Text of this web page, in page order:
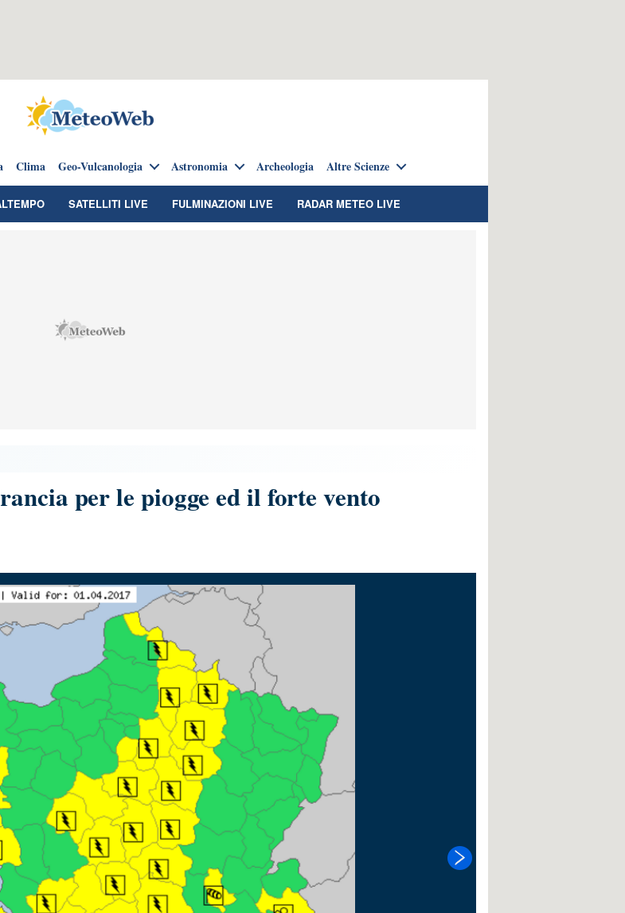
Clima Geo-Vulcanologia Astronomia Archeologia Altre Scienze
SATELLITI LIVE FULMINAZIONI LIVE RADAR METEO LIVE
per le piogge ed il forte vento